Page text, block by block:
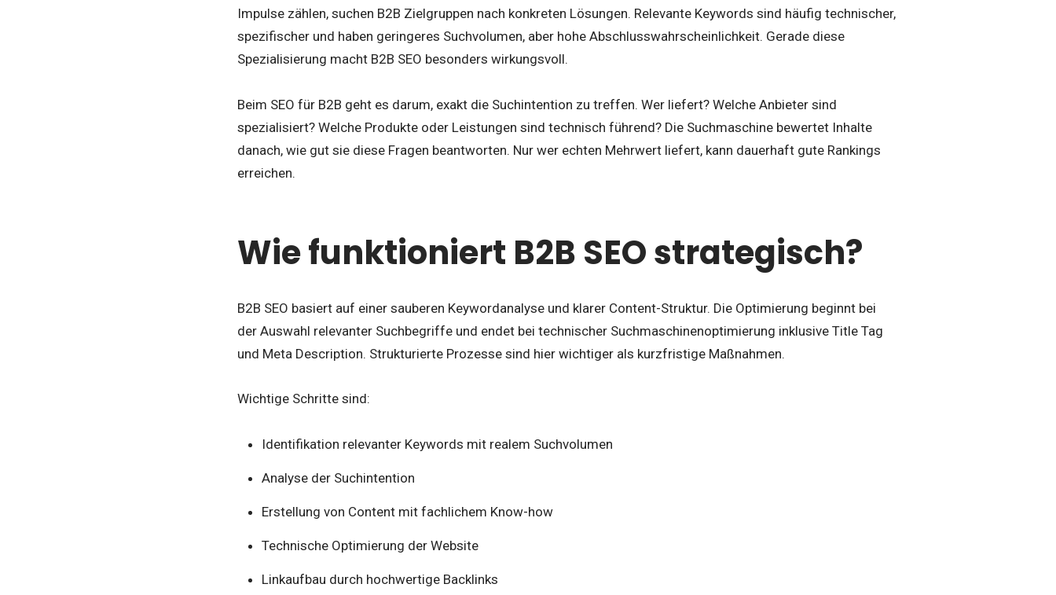
Impulse zählen, suchen B2B Zielgruppen nach konkreten Lösungen. Relevante Keywords sind häufig technischer,
spezifischer und haben geringeres Suchvolumen, aber hohe Abschlusswahrscheinlichkeit. Gerade diese
Spezialisierung macht B2B SEO besonders wirkungsvoll.
Beim SEO für B2B geht es darum, exakt die Suchintention zu treffen. Wer liefert? Welche Anbieter sind
spezialisiert? Welche Produkte oder Leistungen sind technisch führend? Die Suchmaschine bewertet Inhalte
danach, wie gut sie diese Fragen beantworten. Nur wer echten Mehrwert liefert, kann dauerhaft gute Rankings
erreichen.
Wie funktioniert B2B SEO strategisch?
B2B SEO basiert auf einer sauberen Keywordanalyse und klarer Content-Struktur. Die Optimierung beginnt bei
der Auswahl relevanter Suchbegriffe und endet bei technischer Suchmaschinenoptimierung inklusive Title Tag
und Meta Description. Strukturierte Prozesse sind hier wichtiger als kurzfristige Maßnahmen.
Wichtige Schritte sind:
Identifikation relevanter Keywords mit realem Suchvolumen
Analyse der Suchintention
Erstellung von Content mit fachlichem Know-how
Technische Optimierung der Website
Linkaufbau durch hochwertige Backlinks